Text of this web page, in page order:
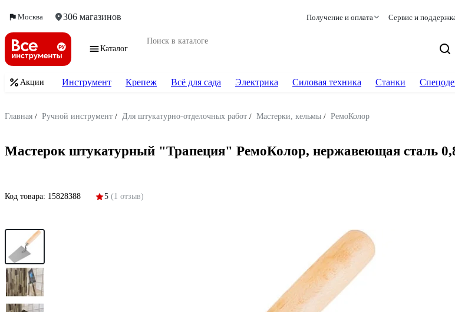
Москва 306 магазинов Получение и оплата Сервис и
Каталог
Акции Инструмент Крепеж Всё для сада Электрика Силовая техника Станки
Главная / Ручной инструмент / Для штукатурно-отделочных работ / Мастерки, кельмы / РемоКолор
Мастерок штукатурный "Трапеция" РемоКолор, нержавеющая сталь
Код товара: 15828388 5 (1 отзыв)